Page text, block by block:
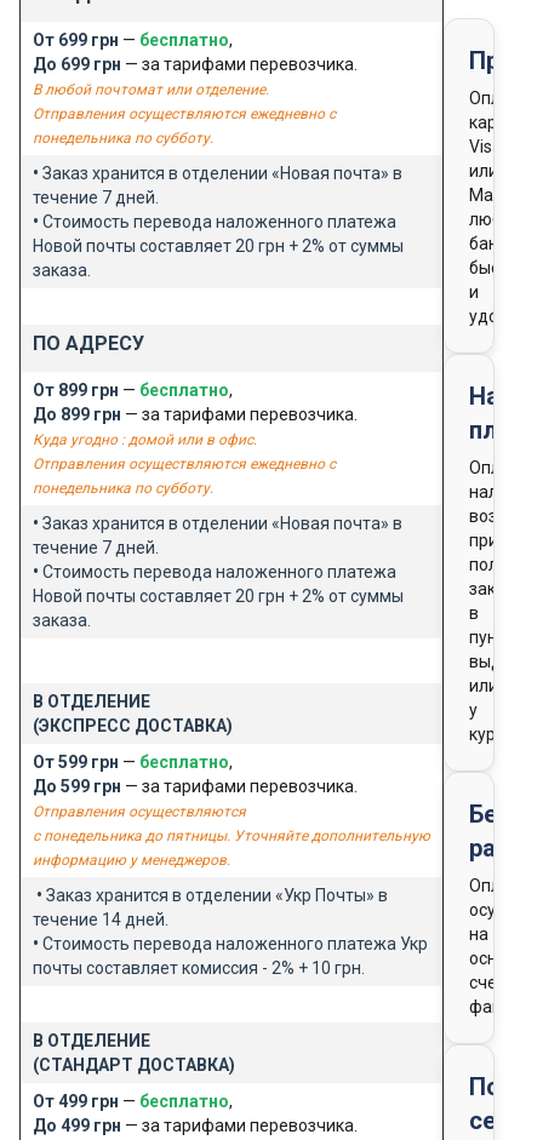
От 699 грн — бесплатно,
До 699 грн — за тарифами перевозчика.
В любой почтомат или отделение.
Отправления осуществляются ежедневно с
понедельника по субботу.
• Заказ хранится в отделении «Новая почта» в
течение 7 дней.
• Стоимость перевода наложенного платежа
Новой почты составляет 20 грн + 2% от суммы
заказа.
ПО АДРЕСУ
От 899 грн — бесплатно,
До 899 грн — за тарифами перевозчика.
Куда угодно : домой или в офис.
Отправления осуществляются ежедневно с
понедельника по субботу.
• Заказ хранится в отделении «Новая почта» в
течение 7 дней.
• Стоимость перевода наложенного платежа
Новой почты составляет 20 грн + 2% от суммы
заказа.
В ОТДЕЛЕНИЕ
(ЭКСПРЕСС ДОСТАВКА)
От 599 грн — бесплатно,
До 599 грн — за тарифами перевозчика.
Отправления осуществляются
с понедельника до пятницы. Уточняйте дополнительную
информацию у менеджеров.
• Заказ хранится в отделении «Укр Почты» в
течение 14 дней.
• Стоимость перевода наложенного платежа Укр
почты составляет комиссия - 2% + 10 грн.
В ОТДЕЛЕНИЕ
(СТАНДАРТ ДОСТАВКА)
От 499 грн — бесплатно,
До 499 грн — за тарифами перевозчика.
Оплата
картой
Visa
или
любого
банка
быстро
и
удобно
Оплата
при
заказа
в
пункте
выдачи
или
у
курьера
Оплата
на
счета-
фактуры